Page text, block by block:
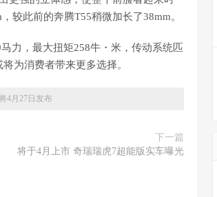
较此前的奔腾T55稍微加长了38mm。
力，最大扭矩258牛・米，传动系统匹
为消费者带来更多选择。
4月27日发布
下一篇
将于4月上市 奇瑞瑞虎7超能版实车曝光